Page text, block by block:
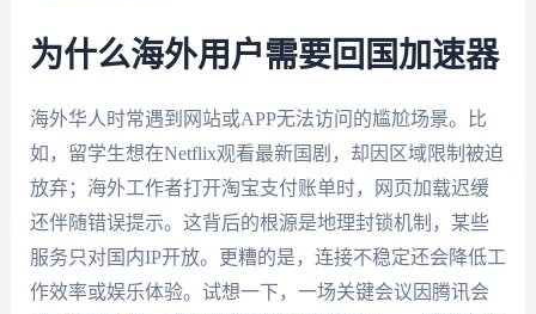
为什么海外用户需要回国加速器
海外华人时常遇到网站或APP无法访问的尴尬场景。比
如，留学生想在Netflix观看最新国剧，却因区域限制被迫
放弃；海外工作者打开淘宝支付账单时，网页加载迟缓
还伴随错误提示。这背后的根源是地理封锁机制，某些
服务只对国内IP开放。更糟的是，连接不稳定还会降低工
作效率或娱乐体验。试想一下，一场关键会议因腾讯会